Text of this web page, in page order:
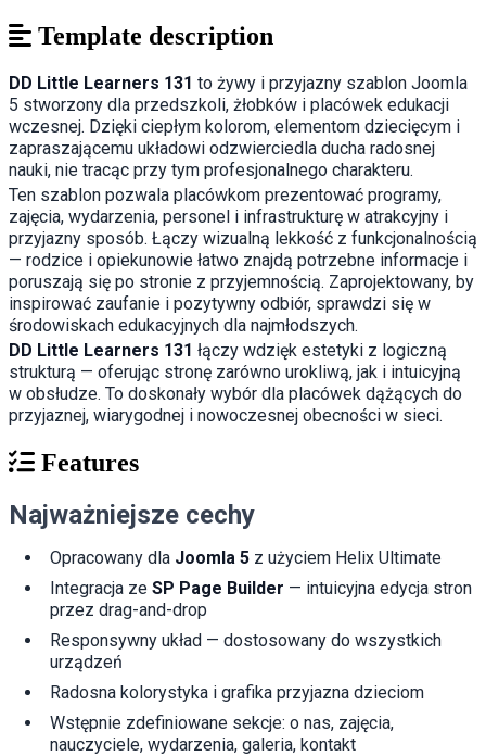
Template description
DD Little Learners 131 to żywy i przyjazny szablon Joomla
5 stworzony dla przedszkoli, żłobków i placówek edukacji
wczesnej. Dzięki ciepłym kolorom, elementom dziecięcym i
zapraszającemu układowi odzwierciedla ducha radosnej
nauki, nie tracąc przy tym profesjonalnego charakteru.
Ten szablon pozwala placówkom prezentować programy,
zajęcia, wydarzenia, personel i infrastrukturę w atrakcyjny i
przyjazny sposób. Łączy wizualną lekkość z funkcjonalnością
— rodzice i opiekunowie łatwo znajdą potrzebne informacje i
poruszają się po stronie z przyjemnością. Zaprojektowany, by
inspirować zaufanie i pozytywny odbiór, sprawdzi się w
środowiskach edukacyjnych dla najmłodszych.
DD Little Learners 131 łączy wdzięk estetyki z logiczną
strukturą — oferując stronę zarówno urokliwą, jak i intuicyjną
w obsłudze. To doskonały wybór dla placówek dążących do
przyjaznej, wiarygodnej i nowoczesnej obecności w sieci.
Features
Najważniejsze cechy
Opracowany dla Joomla 5 z użyciem Helix Ultimate
Integracja ze SP Page Builder — intuicyjna edycja stron
przez drag-and-drop
Responsywny układ — dostosowany do wszystkich
urządzeń
Radosna kolorystyka i grafika przyjazna dzieciom
Wstępnie zdefiniowane sekcje: o nas, zajęcia,
nauczyciele, wydarzenia, galeria, kontakt